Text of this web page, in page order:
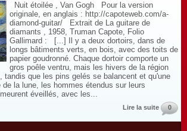
Nuit étoilée , Van Gogh Pour la version
originale, en anglais : http://capoteweb.com/a-
diamond-guitar/ Extrait de La guitare de
diamants , 1958, Truman Capote, Folio
Gallimard : [...] Il y a deux dortoirs, dans de
longs bâtiments verts, en bois, avec des toits de
papier goudronné. Chaque dortoir comporte un
gros poêle ventru, mais les hivers de la région
tandis que les pins gelés se balancent et qu'une
la lune, les hommes étendus sur leurs
éveillés, avec les...
Lire la suite 0